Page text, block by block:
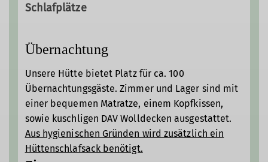
rufen zu können und wegen der zentralen
verschoben, die Schäden konnten aber
repariert werden. Wegen steigender
Frequentierung wurde die Hütte mehrfach
durch Anbauten erweitert, sodass 1931
bereits 110 Schlafplätze vorhanden waren.
Um den Warentransport auf die Hütte zu
Schlafplätze
Übernachtung
Unsere Hütte bietet Platz für ca. 100
Übernachtungsgäste.Zimmer und Lager sind mit
einer bequemen Matratze, einem Kopfkissen,
sowie kuschligen DAV Wolldecken ausgestattet.
Aus hygienischen Gründen wird zusätzlich ein
Hüttenschlafsack benötigt.